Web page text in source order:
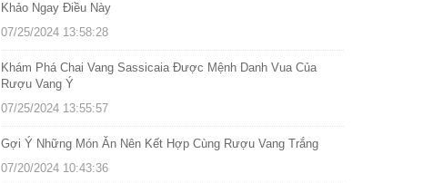
Khảo Ngay Điều Này
07/25/2024 13:58:28
Khám Phá Chai Vang Sassicaia Được Mệnh Danh Vua Của
Rượu Vang Ý
07/25/2024 13:55:57
Gợi Ý Những Món Ăn Nên Kết Hợp Cùng Rượu Vang Trắng
07/20/2024 10:43:36